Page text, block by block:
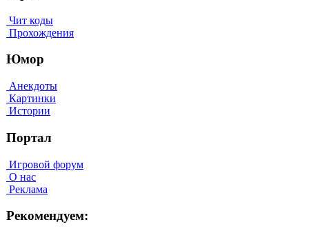
Чит коды
Прохождения
Юмор
Анекдоты
Картинки
Истории
Портал
Игровой форум
О нас
Реклама
Рекомендуем: